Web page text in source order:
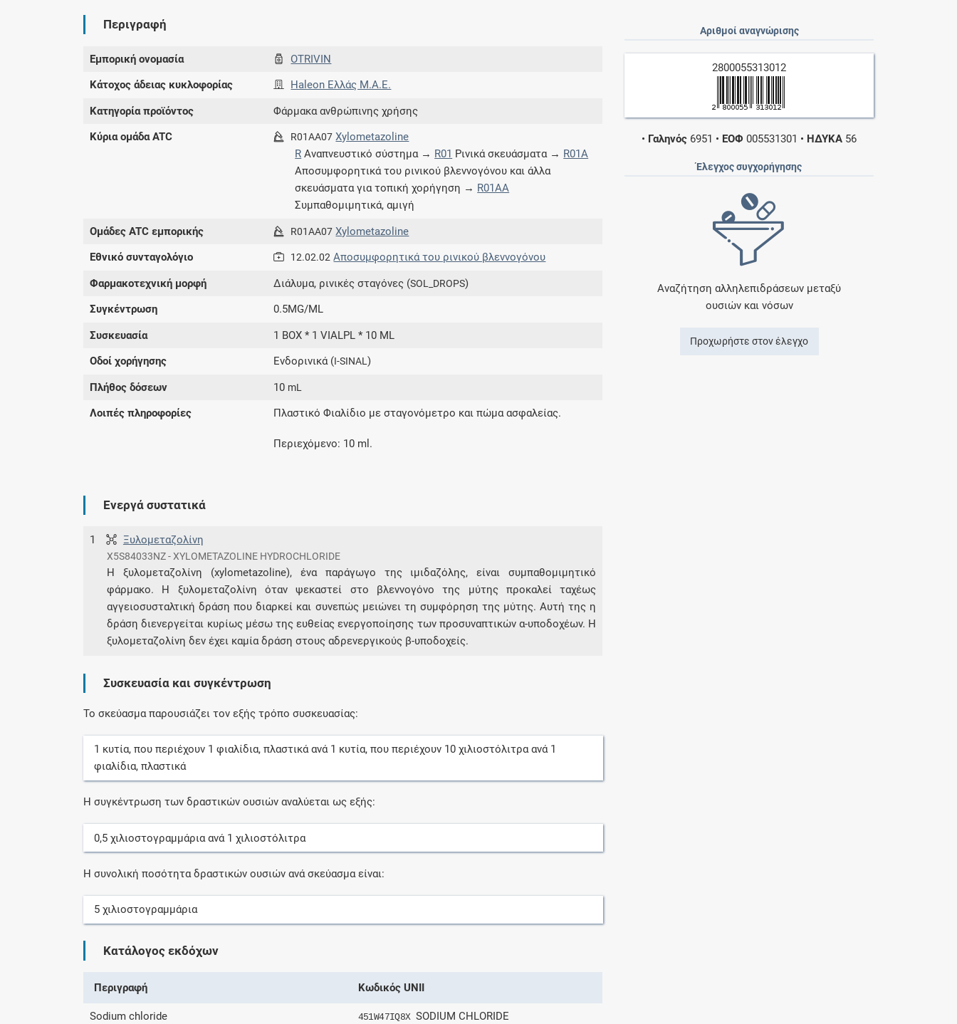
επιπλέον παροχές των συνδρομητικών
Ενδείξεις και αγωγές
Βρείτε θεραπευτικές ενδείξεις και αγωγές για
νόσους, συμπτώματα και ιατρικές πράξεις
Μοιραζόμαστε μαζί σας γεγονότα της
Περιγραφή
Εμπορική ονομασία OTRIVIN
Κάτοχος άδειας κυκλοφορίας Haleon Ελλάς M.A.E.
Κατηγορία προϊόντος Φάρμακα ανθρώπινης χρήσης
Κύρια ομάδα ATC R01AA07 Xylometazoline
R Αναπνευστικό σύστημα → R01 Ρινικά σκευάσματα → R01A
Αποσυμφορητικά του ρινικού βλεννογόνου και άλλα
σκευάσματα για τοπική χορήγηση → R01AA
Συμπαθομιμητικά, αμιγή
Ομάδες ATC εμπορικής R01AA07 Xylometazoline
Εθνικό συνταγολόγιο 12.02.02 Αποσυμφορητικά του ρινικού βλεννογόνου
Φαρμακοτεχνική μορφή Διάλυμα, ρινικές σταγόνες (SOL_DROPS)
Συγκέντρωση 0.5MG/ML
Συσκευασία 1 BOX * 1 VIALPL * 10 ML
Οδοί χορήγησης Ενδορινικά (I-SINAL)
Πλήθος δόσεων 10 mL
Λοιπές πληροφορίες Πλαστικό Φιαλίδιο με σταγονόμετρο και πώμα ασφαλείας.
Περιεχόμενο: 10 ml.
Αριθμοί αναγνώρισης
2800055313012
• Γαληνός 6951 • ΕΟΦ 005531301 • ΗΔΥΚΑ 56
Έλεγχος συγχορήγησης
Αναζήτηση αλληλεπιδράσεων μεταξύ
ουσιών και νόσων
Προχωρήστε στον έλεγχο
Ενεργά συστατικά
1 Ξυλομεταζολίνη
X5S84033NZ - XYLOMETAZOLINE HYDROCHLORIDE
Η ξυλομεταζολίνη (xylometazoline), ένα παράγωγο της ιμιδαζόλης, είναι συμπαθομιμητικό
φάρμακο. Η ξυλομεταζολίνη όταν ψεκαστεί στο βλεννογόνο της μύτης προκαλεί ταχέως
αγγειοσυσταλτική δράση που διαρκεί και συνεπώς μειώνει τη συμφόρηση της μύτης. Αυτή της η
δράση διενεργείται κυρίως μέσω της ευθείας ενεργοποίησης των προσυναπτικών α-υποδοχέων. Η
ξυλομεταζολίνη δεν έχει καμία δράση στους αδρενεργικούς β-υποδοχείς.
Συσκευασία και συγκέντρωση
Το σκεύασμα παρουσιάζει τον εξής τρόπο συσκευασίας:
1 κυτία, που περιέχουν 1 φιαλίδια, πλαστικάανά 1 κυτία, που περιέχουν 10 χιλιοστόλιτραανά 1
φιαλίδια, πλαστικά
Η συγκέντρωση των δραστικών ουσιών αναλύεται ως εξής:
0,5 χιλιοστογραμμάριαανά 1 χιλιοστόλιτρα
Η συνολική ποσότητα δραστικών ουσιών ανά σκεύασμα είναι:
5 χιλιοστογραμμάρια
Κατάλογος εκδόχων
Περιγραφή Κωδικός UNII
Sodium chloride 451W47IQ8X SODIUM CHLORIDE